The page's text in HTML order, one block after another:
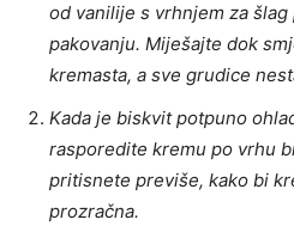
od vanilije s vrhnjem za šlag
pakovanju. Miješajte dok
kremasta, a sve grudice
Kada je biskvit potpuno
rasporedite kremu po vrhu
pritisnete previše, kako bi
prozračna.